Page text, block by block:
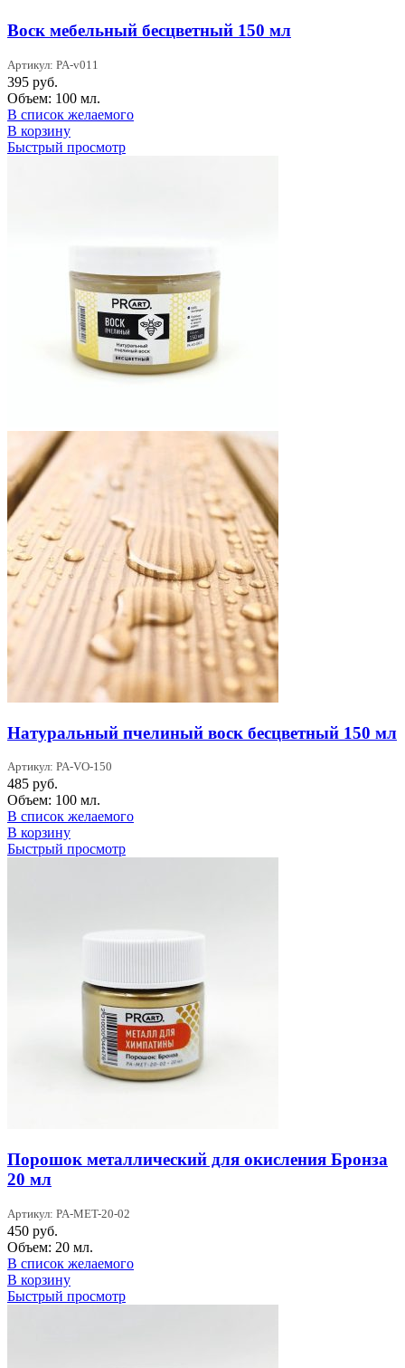
Воск мебельный бесцветный 150 мл
Артикул: PA-v011
395 руб.
Объем: 100 мл.
В список желаемого
В корзину
Быстрый просмотр
Натуральный пчелиный воск бесцветный 150 мл
Артикул: PA-VO-150
485 руб.
Объем: 100 мл.
В список желаемого
В корзину
Быстрый просмотр
Порошок металлический для окисления Бронза
20 мл
Артикул: PA-MET-20-02
450 руб.
Объем: 20 мл.
В список желаемого
В корзину
Быстрый просмотр